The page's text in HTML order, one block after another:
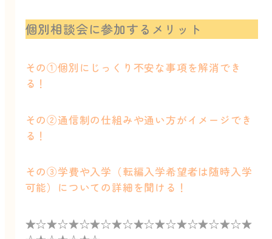
個別相談会に参加するメリット
その①個別にじっくり不安な事項を解消でき
る！
その②通信制の仕組みや通い方がイメージでき
る！
その③学費や入学（転編入学希望者は随時入学
可能）についての詳細を聞ける！
★☆★☆★☆★☆★☆★☆★☆★☆★☆★☆★